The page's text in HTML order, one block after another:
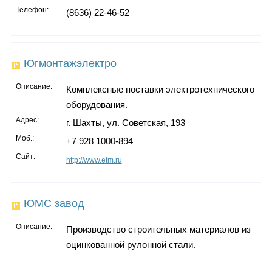
Телефон: (8636) 22-46-52
Югмонтажэлектро
Описание:
Комплексные поставки электротехнического
оборудования.
Адрес: г. Шахты, ул. Советская, 193
Моб.: +7 928 1000-894
Сайт: http://www.etm.ru
ЮМС завод
Описание:
Производство строительных материалов из
оцинкованной рулонной стали.